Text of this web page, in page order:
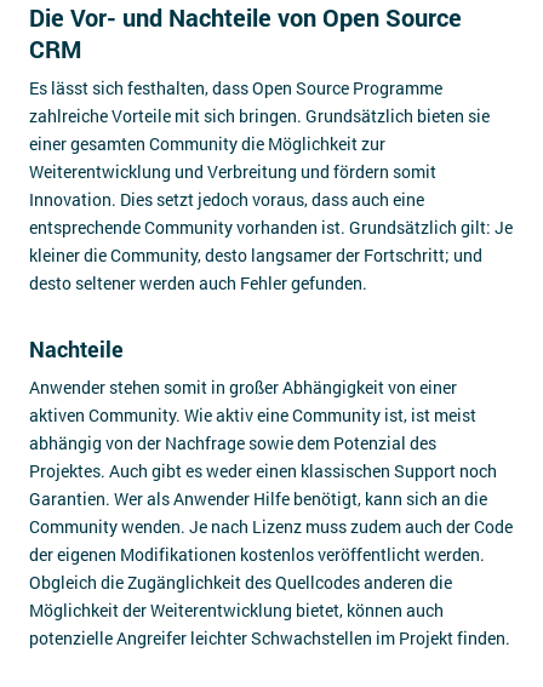
Die Vor- und Nachteile von Open Source
CRM
Es lässt sich festhalten, dass Open Source Programme
zahlreiche Vorteile mit sich bringen. Grundsätzlich bieten sie
einer gesamten Community die Möglichkeit zur
Weiterentwicklung und Verbreitung und fördern somit
Innovation. Dies setzt jedoch voraus, dass auch eine
entsprechende Community vorhanden ist. Grundsätzlich gilt: Je
kleiner die Community, desto langsamer der Fortschritt; und
desto seltener werden auch Fehler gefunden.
Nachteile
Anwender stehen somit in großer Abhängigkeit von einer
aktiven Community. Wie aktiv eine Community ist, ist meist
abhängig von der Nachfrage sowie dem Potenzial des
Projektes. Auch gibt es weder einen klassischen Support noch
Garantien. Wer als Anwender Hilfe benötigt, kann sich an die
Community wenden. Je nach Lizenz muss zudem auch der Code
der eigenen Modifikationen kostenlos veröffentlicht werden.
Obgleich die Zugänglichkeit des Quellcodes anderen die
Möglichkeit der Weiterentwicklung bietet, können auch
potenzielle Angreifer leichter Schwachstellen im Projekt finden.